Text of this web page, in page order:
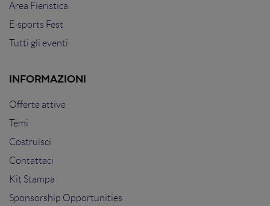
Area Fieristica
E-sports Fest
Tutti gli eventi
INFORMAZIONI
Offerte attive
Temi
Costruisci
Contattaci
Kit Stampa
Sponsorship Opportunities